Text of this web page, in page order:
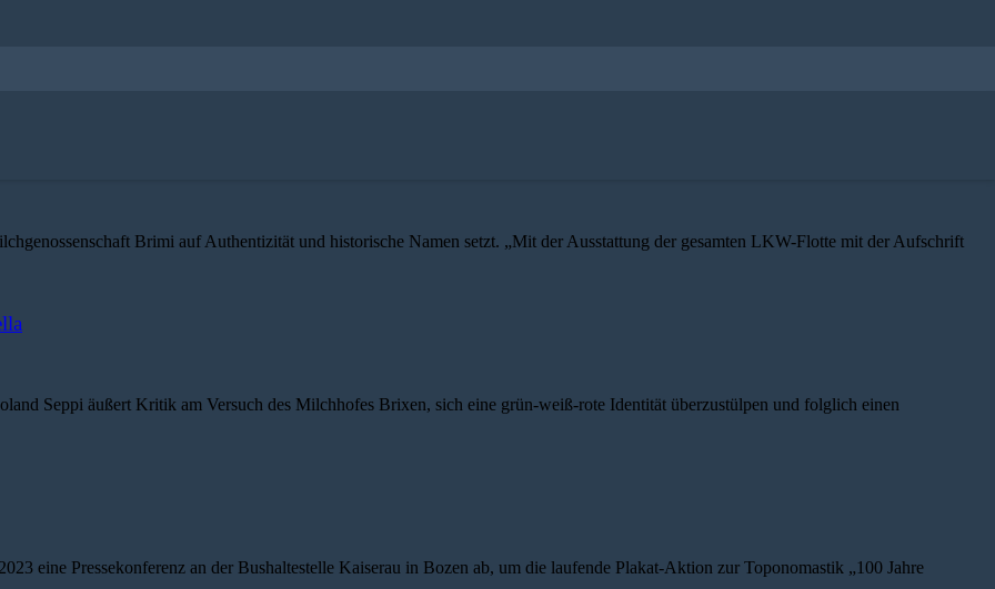
Brimi auf Authentizität und historische Namen setzt. „Mit der Ausstattung der gesamten LKW-Flotte mit der Aufschrift
Seppi äußert Kritik am Versuch des Milchhofes Brixen, sich eine grün-weiß-rote Identität überzustülpen und folglich einen
eine Pressekonferenz an der Bushaltestelle Kaiserau in Bozen ab, um die laufende Plakat-Aktion zur Toponomastik „100 Jahre